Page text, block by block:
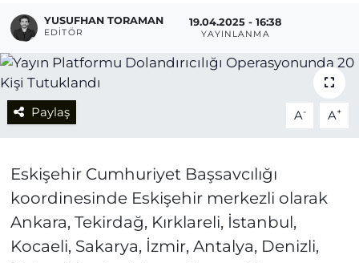
YUSUFHAN TORAMAN
EDITÖR
19.04.2025 - 16:38
YAYINLANMA
Paylaş A- A+
Eskişehir Cumhuriyet Başsavcılığı
koordinesinde Eskişehir merkezli olarak
Ankara, Tekirdağ, Kırklareli, İstanbul,
Kocaeli, Sakarya, İzmir, Antalya, Denizli,